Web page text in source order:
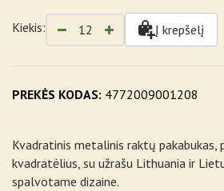
PREKĖS KODAS: 4772009001208
Kvadratinis metalinis raktų pakabukas,
kvadratėlius, su užrašu Lithuania ir
spalvotame dizaine.
Kiekis: Į krepšelį